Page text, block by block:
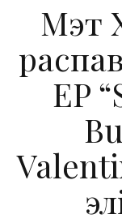
Мэт
EP